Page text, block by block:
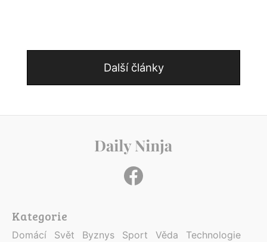
Další články
Kategorie
Domácí Svět Byznys Sport Věda Technologie